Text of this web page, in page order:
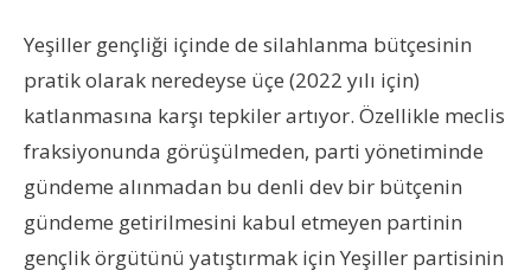
Yeşiller gençliği içinde de silahlanma bütçesinin
pratik olarak neredeyse üçe (2022 yılı için)
katlanmasına karşı tepkiler artıyor. Özellikle meclis
fraksiyonunda görüşülmeden, parti yönetiminde
gündeme alınmadan bu denli dev bir bütçenin
gündeme getirilmesini kabul etmeyen partinin
gençlik örgütünü yatıştırmak için Yeşiller partisinin